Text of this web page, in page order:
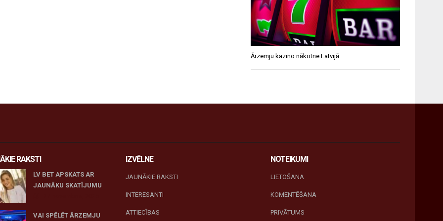
Ārzemju kazino nākotne Latvijā
RAKSTI
LV BET APSKATS AR
JAUNĀKU SKATĪJUMU
VAI SPĒLĒT ĀRZEMJU
IZVĒLNE
JAUNĀKIE RAKSTI
INTERESANTI
ATTIECĪBAS
NOTEIKUMI
LIETOŠANA
KOMENTĒŠANA
PRIVĀTUMS